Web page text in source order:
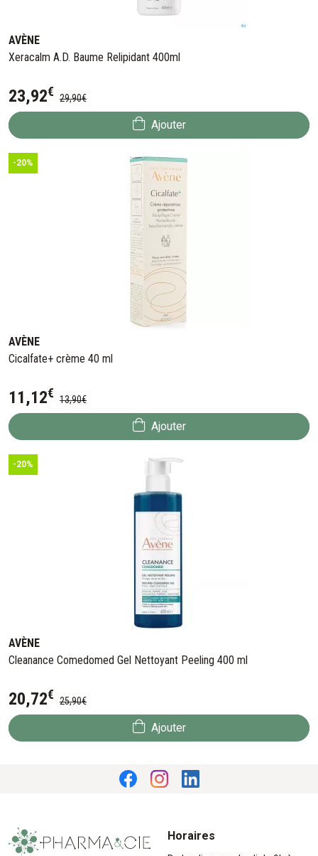
AVÈNE
Xeracalm A.D. Baume Relipidant 400ml
23,92€ 29,90€
Ajouter
-20%
AVÈNE
Cicalfate+ crème 40 ml
11,12€ 13,90€
Ajouter
-20%
AVÈNE
Cleanance Comedomed Gel Nettoyant Peeling 400 ml
20,72€ 25,90€
Ajouter
Horaires